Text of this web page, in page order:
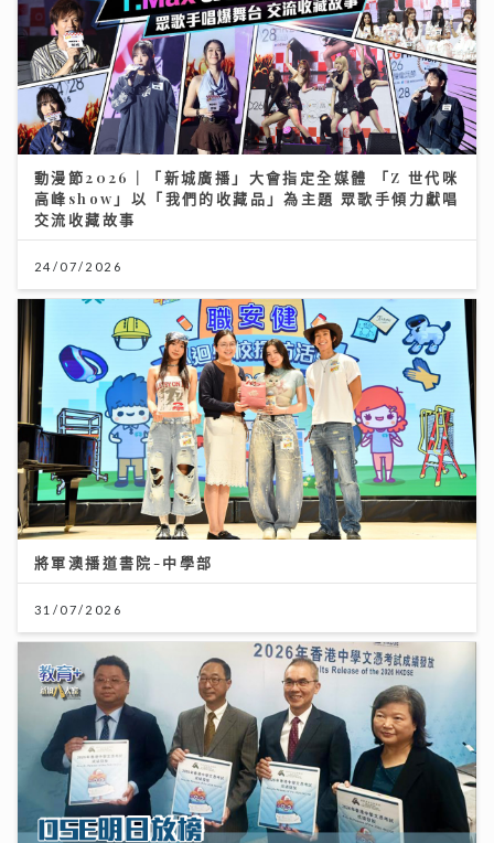
動漫節2026｜「新城廣播」大會指定全媒體 「Z 世代咪
高峰show」以「我們的收藏品」為主題 眾歌手傾力獻唱
交流收藏故事
24/07/2026
將軍澳播道書院-中學部
31/07/2026